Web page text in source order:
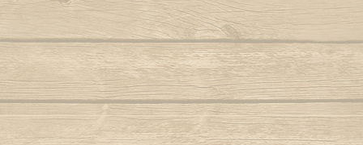
Capoeirando
Autor : Mestre Espirrinho
Catarina, meu amor
Autor : Mestre Mão Branca
Cor de misterio
Autor : Mestre Mão Branca (Capoeira
Autor :
Quem
Autor :
Rainha do
Autor :